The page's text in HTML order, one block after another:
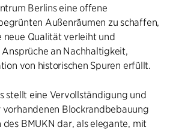
Berlins eine offene
Außenräumen zu schaffen,
neue Qualität verleiht und
an Nachhaltigkeit,
von historischen Spuren erfüllt.
stellt eine Vervollständigung und
Blockrandbebauung
BMUKN dar, als elegante, mit